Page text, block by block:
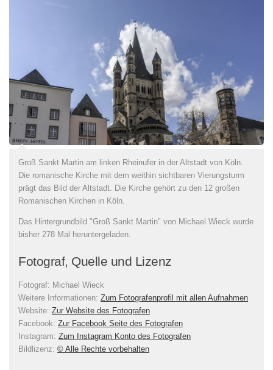
Groß Sankt Martin am linken Rheinufer in der Altstadt von Köln.
Die romanische Kirche mit dem weithin sichtbaren Vierungsturm
prägt das Bild der Altstadt. Die Kirche gehört zu den 12 großen
Romanischen Kirchen in Köln.
Das Hintergrundbild "Groß Sankt Martin" von Michael Wieck wurde
bisher 278 Mal heruntergeladen.
Fotograf, Quelle und Lizenz
Fotograf: Michael Wieck
Weitere Informationen: Zum Fotografenprofil mit allen Aufnahmen
Website: Zur Website des Fotografen
Facebook: Zur Facebook Seite des Fotografen
Instagram: Zum Instagram Konto des Fotografen
Bildlizenz: © Alle Rechte vorbehalten